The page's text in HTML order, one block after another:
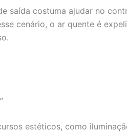
saída costuma ajudar no
cenário, o ar quente é
estéticos, como